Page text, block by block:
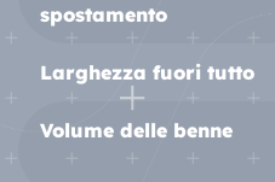
spostamento
Larghezza fuori tutto
Volume delle benne